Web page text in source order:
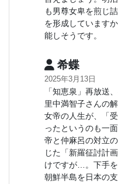
も男尊女卑を煎じ
を形成しています
能しそうです。
希蝶
2025年3月13日
「知恵泉」再放送
里中満智子さんの
女帝の人生が、「
ったというのも一
帝と仲麻呂の対立
じた「新羅征討計
けですが…。下手を
朝鮮半島を日本の